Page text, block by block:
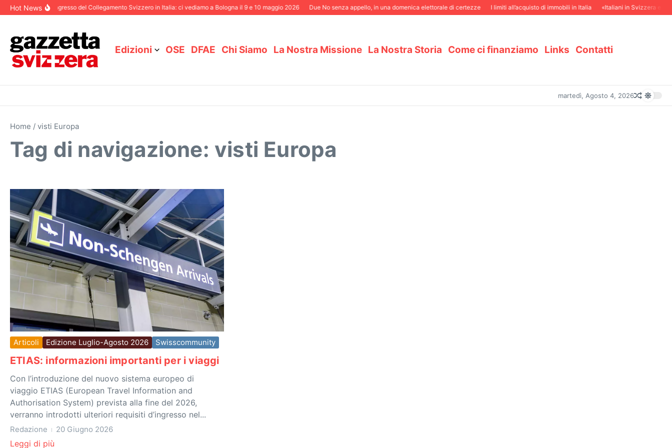
Salta al contenuto
Hot News
2025 87° Congresso del Collegamento Svizzero in Italia: ci vediamo a Bologna il 9 e 10 maggio 2026 Due No senza appello, in una domenica elettorale di certezze I limiti all’acquisto di immobili in Italia «Italiani in Svizzera e
Edizioni OSE DFAE Chi Siamo La Nostra Missione La Nostra Storia Come ci finanziamo Links Contatti
martedì, Agosto 4, 2026
Home / visti Europa
Tag di navigazione: visti Europa
Articoli Edizione Luglio-Agosto 2026 Swisscommunity
ETIAS: informazioni importanti per i viaggi
Con l’introduzione del nuovo sistema europeo di
viaggio ETIAS (European Travel Information and
Authorisation System) prevista alla fine del 2026,
verranno introdotti ulteriori requisiti d’ingresso nel...
Redazione 20 Giugno 2026
Leggi di più